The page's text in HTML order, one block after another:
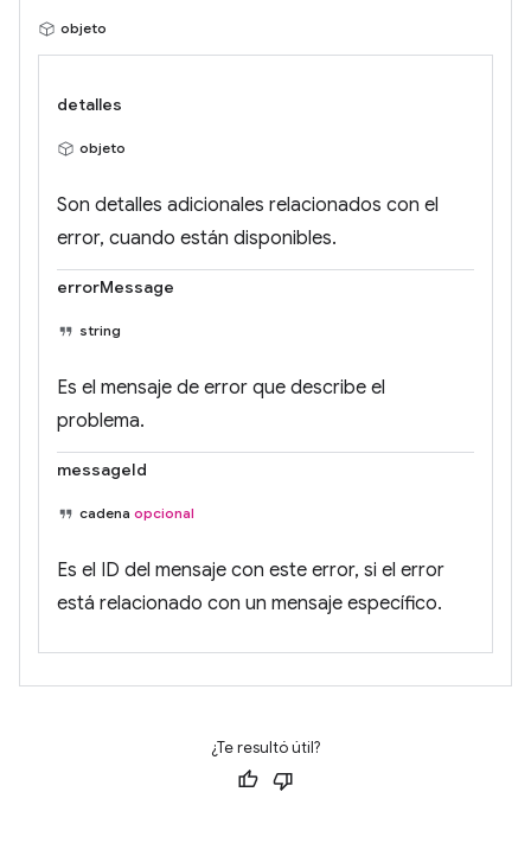
objeto
detalles
objeto
Son detalles adicionales relacionados con el
error, cuando están disponibles.
errorMessage
string
Es el mensaje de error que describe el
problema.
messageId
cadena opcional
Es el ID del mensaje con este error, si el error
está relacionado con un mensaje específico.
¿Te resultó útil?